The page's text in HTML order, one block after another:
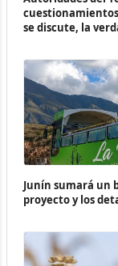
se discute, la
Junín sumará un
proyecto y los